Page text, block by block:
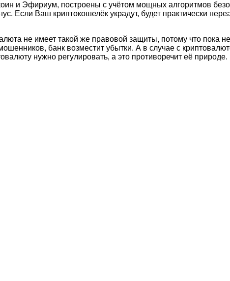
и Эфириум, построены с учётом мощных алгоритмов
Если Ваш криптокошелёк украдут, будет практически
не имеет такой же правовой защиты, потому что
банк возместит убытки. А в случае с
нужно регулировать, а это противоречит её природе.